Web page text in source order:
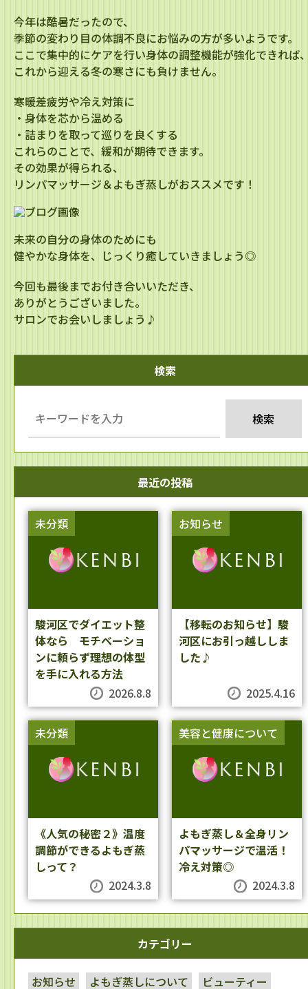
今年は酷暑だったので、
季節の変わり目の体調不良にお悩みの方が多いようです。
ここで集中的にケアを行い身体の調整機能が強化できれば
これから迎える冬の寒さにも負けません。
寒暖差疲労や冷え対策に
・身体を芯から温める
・詰まりを取って巡りを良くする
これらのことで、緩和が期待できます。
その効果が得られる、
リンパマッサージ＆よもぎ蒸しがおススメです！
未来の自分の身体のためにも
健やかな身体を、じっくり癒していきましょう◎
今回も最後までお付き合いいただき、
ありがとうございました。
サロンでお会いしましょう♪
検索
最近の投稿
未分類
駿河区でダイエット整
体なら モチベーショ
ンに頼らず理想の体型
を手に入れる方法
2026.8.8
お知らせ
【移転のお知らせ】駿
河区にお引っ越ししま
した♪
2025.4.16
未分類
《人気の秘密２》温度
調節ができるよもぎ蒸
しって？
2024.3.8
美容と健康について
よもぎ蒸し＆全身リン
パマッサージで温活！
冷え対策◎
2024.3.8
カテゴリー
お知らせ よもぎ蒸しについて ビューティー